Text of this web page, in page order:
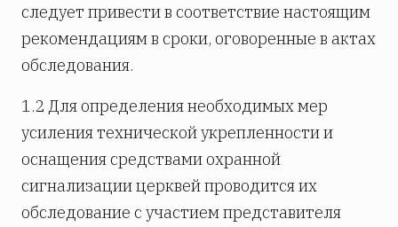
следует привести в соответствие настоящим
рекомендациям в сроки, оговоренные в актах
обследования.
1.2 Для определения необходимых мер
усиления технической укрепленности и
оснащения средствами охранной
сигнализации церквей проводится их
обследование с участием представителя